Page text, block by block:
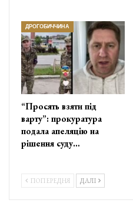
ДРОГОБИЧЧИНА
“Просять взяти під
варту”: прокуратура
подала апеляцію на
рішення суду…
ПОПЕРЕДНЯ ДАЛІ